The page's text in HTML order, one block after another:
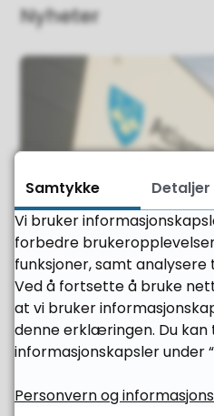
Nyheter
Foreldremøte VG1
Samtykke Detaljer
Vi bruker
forbedre
funksjoner, samt
Ved å fortsette å bruke
at vi bruker
denne erklæringen. Du kan
informasjonskapsler under
Personvern og